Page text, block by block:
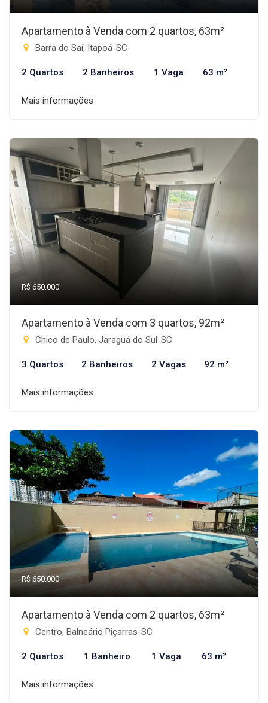
Apartamento à Venda com 2 quartos, 63m²
Barra do Saí, Itapoá-SC
2 Quartos 2 Banheiros 1 Vaga 63 m²
Mais informações
R$ 650.000
Apartamento à Venda com 3 quartos, 92m²
Chico de Paulo, Jaraguá do Sul-SC
3 Quartos 2 Banheiros 2 Vagas 92 m²
Mais informações
R$ 650.000
Apartamento à Venda com 2 quartos, 63m²
Centro, Balneário Piçarras-SC
2 Quartos 1 Banheiro 1 Vaga 63 m²
Mais informações